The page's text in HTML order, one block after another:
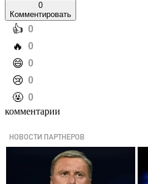
0
Комментировать
️👍 0
️🔥 0
️😄 0
️😢 0
️🤬 0
комментарии